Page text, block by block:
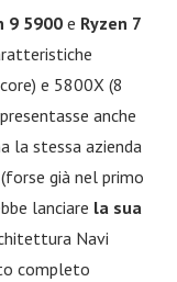
9 5900 e Ryzen 7
e 5800X (8
anche
la stessa azienda
già nel primo
lanciare la sua
Navi
completo